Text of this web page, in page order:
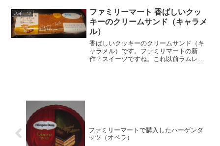
スイーツ
ファミリーマート 香ばしいクッ
キーのクリームサンド（キャラメ
ル）
香ばしいクッキーのクリームサンド（キ
ャラメル）です。ファミリマートの新
作？スイーツですね。これ以前ラムレー
ファミリーマートで購入したハーゲンダ
ッツ（オペラ）